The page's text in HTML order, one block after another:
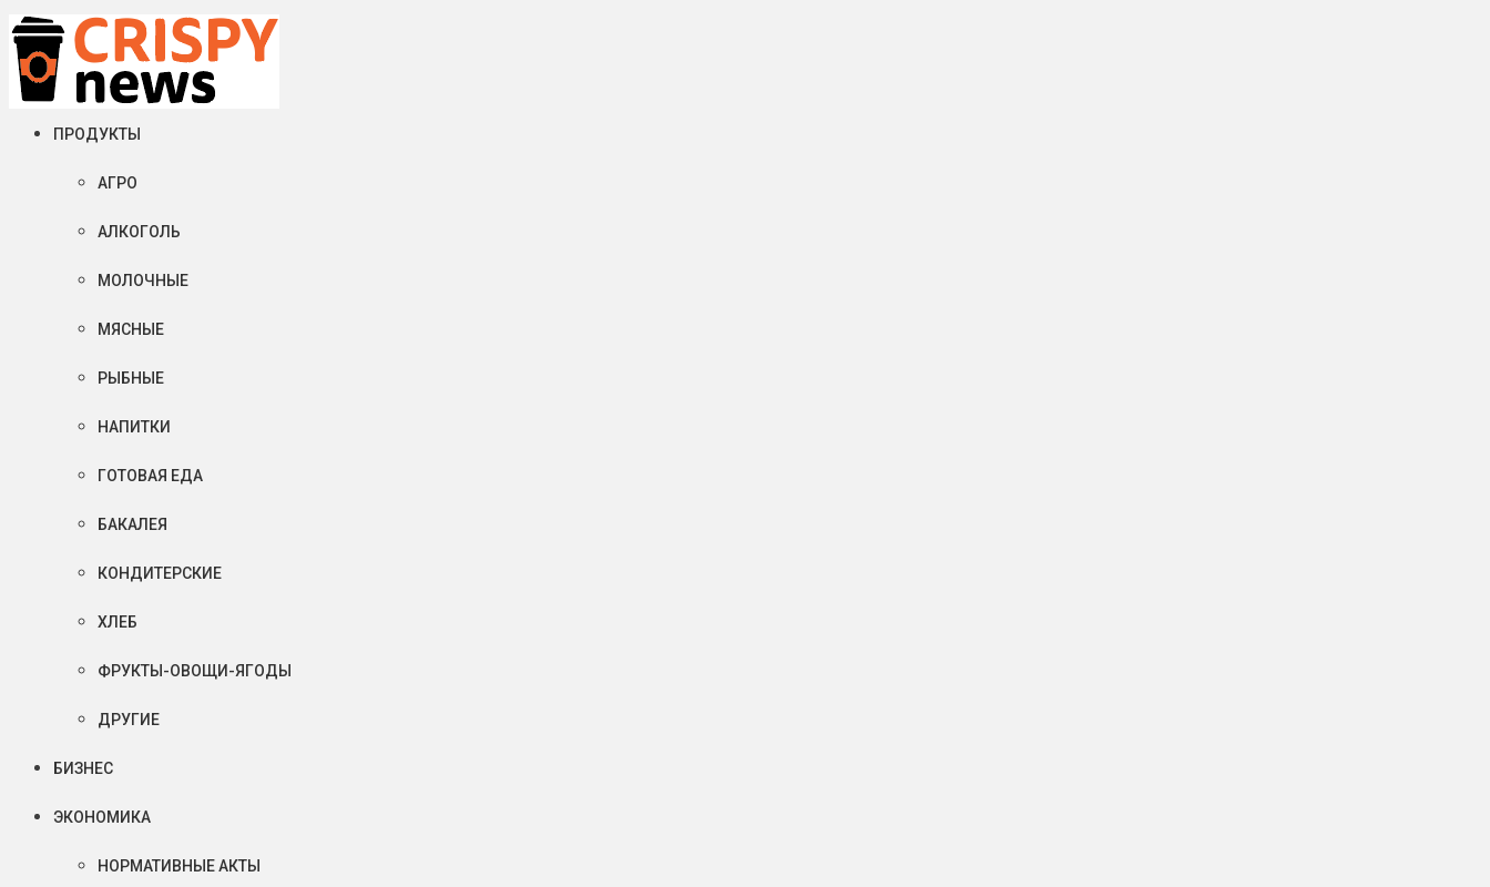
Воскресенье, 09 августа, 2026
Crispy News/Криспи Ньюс
События и тенденции рынка пищевой промышленности в России и мире
ПРОДУКТЫ
АГРО
АЛКОГОЛЬ
МОЛОЧНЫЕ
МЯСНЫЕ
РЫБНЫЕ
НАПИТКИ
ГОТОВАЯ ЕДА
БАКАЛЕЯ
КОНДИТЕРСКИЕ
ХЛЕБ
ФРУКТЫ-ОВОЩИ-ЯГОДЫ
ДРУГИЕ
БИЗНЕС
ЭКОНОМИКА
НОРМАТИВНЫЕ АКТЫ